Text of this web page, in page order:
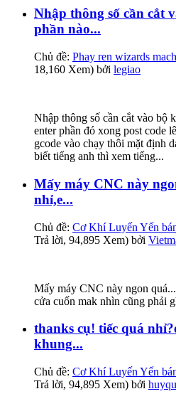
Nhập thông số cần cắt
phần nào...
Chủ đề: Phay ren wizards
18,160 Xem) bởi legiao
Nhập thông số cần cắt vào bộ
enter phần đó xong post code
gcode vào chạy thôi mặt định
biết tiếng anh thì xem tiếng...
Mấy máy CNC này
nhỉ,e...
Chủ đề: Cơ Khí Luyến Yến
Trả lời, 94,895 Xem) bởi
Mấy máy CNC này ngon
cửa cuốn mak nhìn cũng phải
thanks cụ! tiếc quá
khung...
Chủ đề: Cơ Khí Luyến Yến
Trả lời, 94,895 Xem) bởi